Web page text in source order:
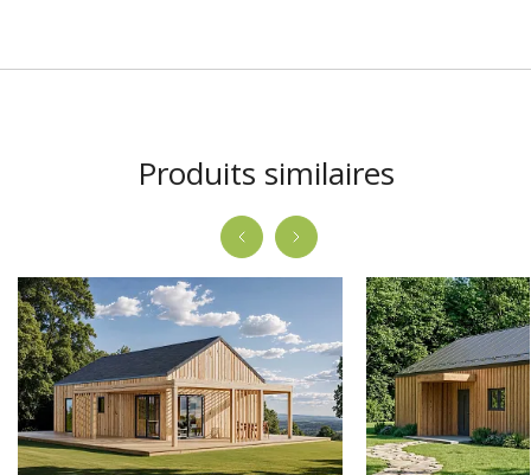
Produits similaires
Bas prix
-6190.00 €
-3160.00 €